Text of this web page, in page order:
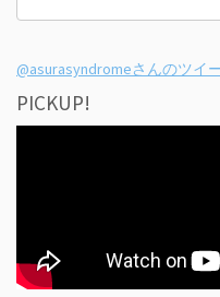
索:
@asurasyndromeさんのツイ
PICKUP!